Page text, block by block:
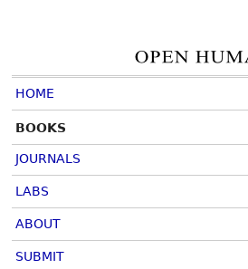
HOME
BOOKS
JOURNALS
LABS
ABOUT
SUBMIT